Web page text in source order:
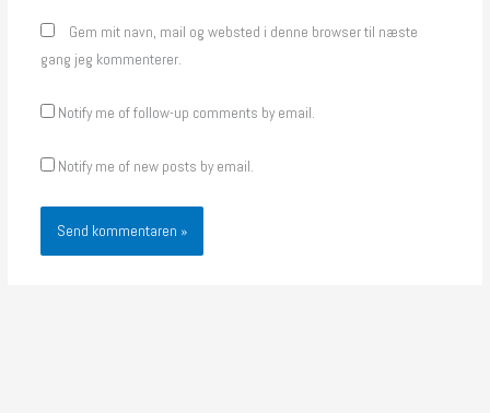
Gem mit navn, mail og websted i denne browser til næste
gang jeg kommenterer.
Notify me of follow-up comments by email.
Notify me of new posts by email.